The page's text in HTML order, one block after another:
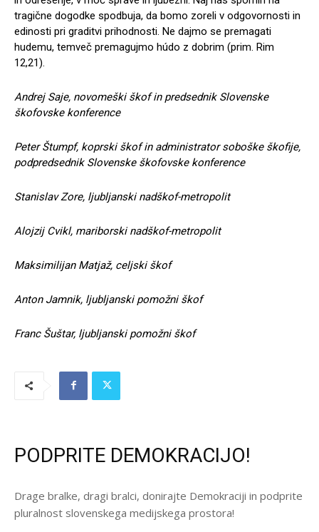
tragične dogodke spodbuja, da bomo zoreli v odgovornosti in
edinosti pri graditvi prihodnosti. Ne dajmo se premagati
hudemu, temveč premagujmo húdo z dobrim (prim. Rim
12,21).
Andrej Saje, novomeški škof in predsednik Slovenske
škofovske konference
Peter Štumpf, koprski škof in administrator soboške škofije,
podpredsednik Slovenske škofovske konference
Stanislav Zore, ljubljanski nadškof-metropolit
Alojzij Cvikl, mariborski nadškof-metropolit
Maksimilijan Matjaž, celjski škof
Anton Jamnik, ljubljanski pomožni škof
Franc Šuštar, ljubljanski pomožni škof
PODPRITE DEMOKRACIJO!
Drage bralke, dragi bralci, donirajte Demokraciji in podprite
pluralnost slovenskega medijskega prostora!